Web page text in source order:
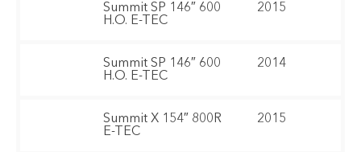
Summit SP 146″ 600
H.O. E-TEC
2015
Summit SP 146″ 600
H.O. E-TEC
2014
Summit X 154″ 800R
E-TEC
2015